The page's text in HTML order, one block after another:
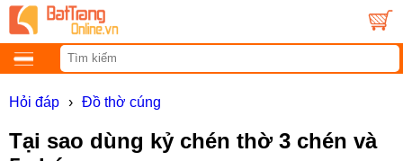
Hỏi đáp › Đồ thờ cúng
Tại sao dùng kỷ chén thờ 3 chén và